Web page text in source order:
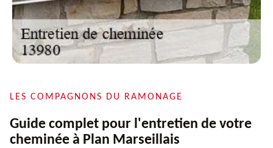
LES COMPAGNONS DU RAMONAGE
Guide complet pour l'entretien de votre
cheminée à Plan Marseillais